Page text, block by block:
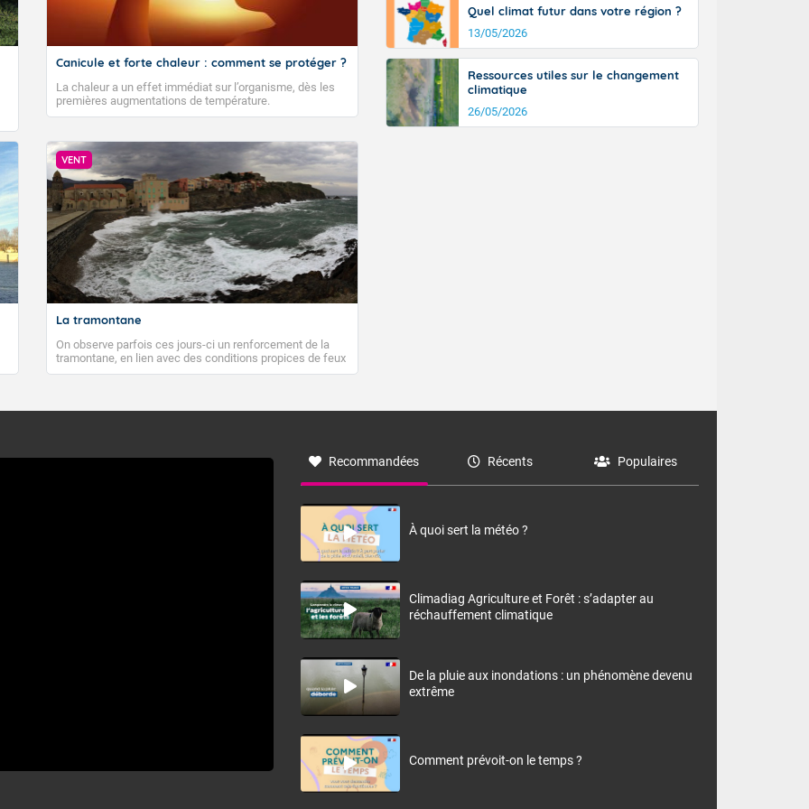
Canicule et forte chaleur : comment se protéger ?
La chaleur a un effet immédiat sur l’organisme, dès les
premières augmentations de température.
VENT
La tramontane
On observe parfois ces jours-ci un renforcement de la
tramontane, en lien avec des conditions propices de feux
de forêt. Mais qu'est-ce que la tramontane ? Quelles sont
à nord-ouest, dans un secteur qui part du Roussillon à la
monts, en allusion aux régions montagneuses d’où
Quel climat futur dans votre région ?
13/05/2026
Ressources utiles sur le changement
climatique
26/05/2026
Recommandées Récents Populaires
À quoi sert la météo ?
Climadiag Agriculture et Forêt : s’adapter au
réchauffement climatique
De la pluie aux inondations : un phénomène devenu
extrême
Comment prévoit-on le temps ?